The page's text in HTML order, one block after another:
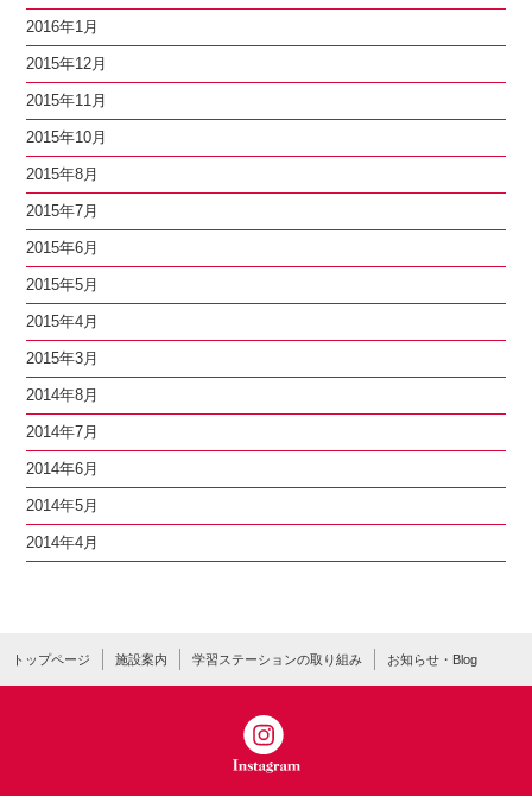
2016年1月
2015年12月
2015年11月
2015年10月
2015年8月
2015年7月
2015年6月
2015年5月
2015年4月
2015年3月
2014年8月
2014年7月
2014年6月
2014年5月
2014年4月
トップページ 施設案内 学習ステーションの取り組み お知らせ・Blog